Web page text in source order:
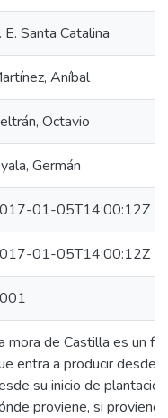
E. Santa Catalina
Aníbal
Octavio
Germán
01-05T14:00:12Z
01-05T14:00:12Z
mora de Castilla es un
entra a producir desde
su inicio de
proviene, si proviene